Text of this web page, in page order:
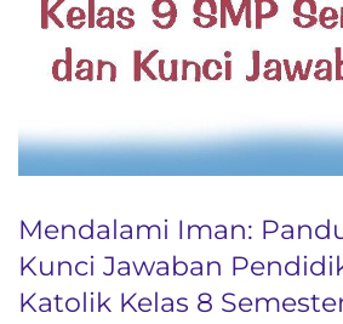
Mendalami Iman:
Kunci Jawaban
Katolik Kelas 8